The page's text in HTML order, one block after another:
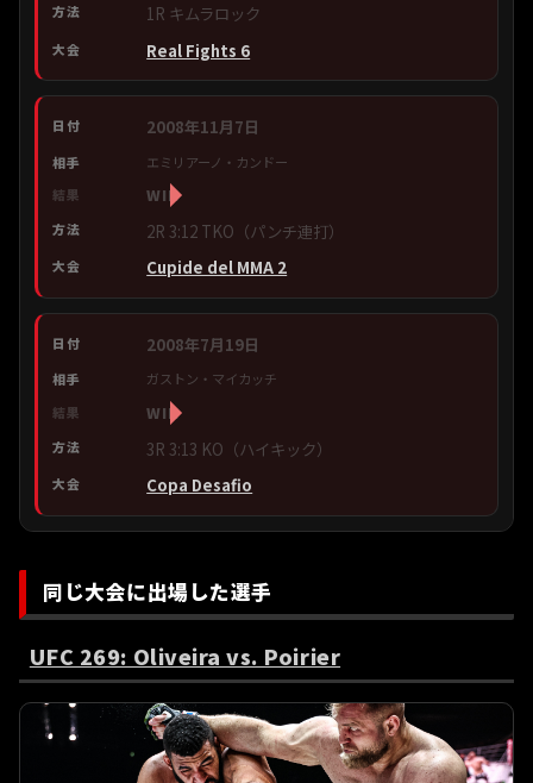
1R キムラロック
Real Fights 6
2008年11月7日
エミリアーノ・カンドー
WIN
2R 3:12 TKO（パンチ連打）
Cupide del MMA 2
2008年7月19日
ガストン・マイカッチ
WIN
3R 3:13 KO（ハイキック）
Copa Desafio
同じ大会に出場した選手
UFC 269: Oliveira vs. Poirier